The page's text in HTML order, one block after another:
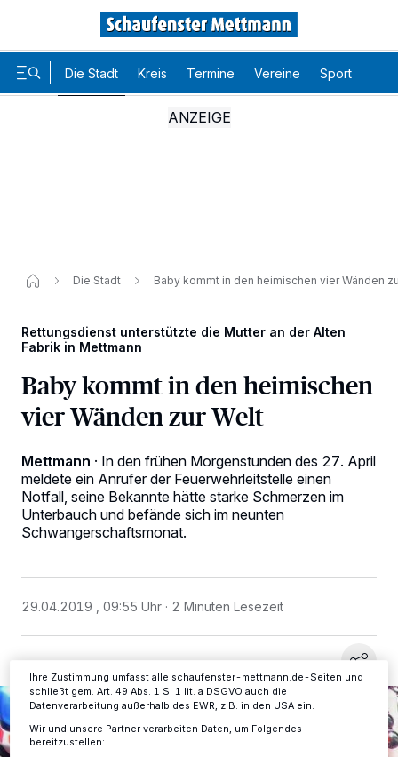
Die Stadt Kreis Termine Vereine Sport
Die Stadt Baby kommt in den heimischen vier Wänden
Rettungsdienst unterstützte die Mutter an der Alten
Fabrik in Mettmann
Baby kommt in den heimischen
vier Wänden zur Welt
Mettmann · In den frühen Morgenstunden des 27. April
meldete ein Anrufer der Feuerwehrleitstelle einen
Notfall, seine Bekannte hätte starke Schmerzen im
Unterbauch und befände sich im neunten
Schwangerschaftsmonat.
29.04.2019 , 09:55 Uhr 2 Minuten Lesezeit
Wir und unsere 218-Partner speichern und greifen auf
personenbezogene Daten wie Browserdaten oder eindeutige
Kennungen auf Ihrem Gerät zu. Durch Auswahl von OK aktivieren Sie
Tracking-Technologien für die unter „Wir und unsere Partner
ändern oder Ihre Einwilligung zu widerrufen, indem Sie auf den Link
Ihre Zustimmung umfasst alle schaufenster-mettmann.de-Seiten und
schließt gem. Art. 49 Abs. 1 S. 1 lit. a DSGVO auch die
Datenverarbeitung außerhalb des EWR, z.B. in den USA ein.
Wir und unsere Partner verarbeiten Daten, um Folgendes
bereitzustellen: